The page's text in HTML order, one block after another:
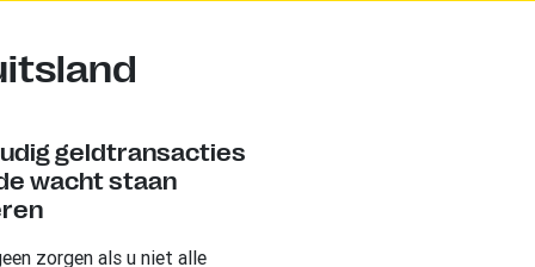
geldtransacties
wacht staan
zorgen als u niet alle